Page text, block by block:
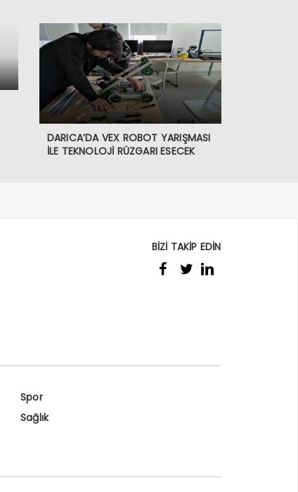
DARICA’DA VEX ROBOT YARIŞMASI
İLE TEKNOLOJİ RÜZGARI ESECEK
BİZİ TAKİP EDİN
Spor
Sağlık